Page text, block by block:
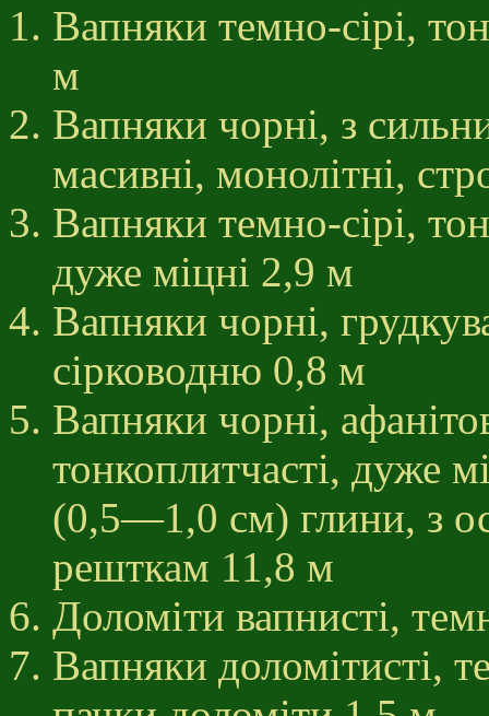
Вапняки темно-сірі,
м
Вапняки чорні, з
масивні, монолітні,
Вапняки темно-сірі,
дуже міцні 2,9 м
Вапняки чорні,
сірководню 0,8 м
Вапняки чорні,
тонкоплитчасті, дуже
(0,5—1,0 см) глини, з
решткам 11,8 м
Доломіти вапнисті,
Вапняки доломітисті,